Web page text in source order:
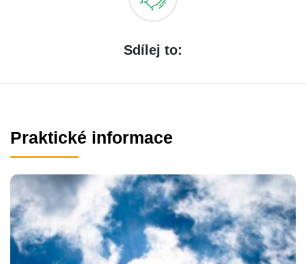
Sdílej to:
Praktické informace